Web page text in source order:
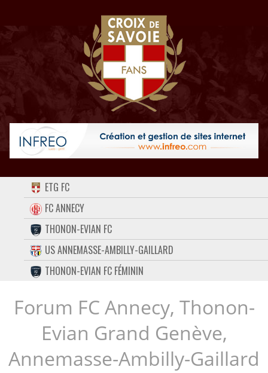
ACCUEIL
FORUM
CONTACT
FACEBOOK
TWITTER
INSTAGRAM
ETG FC
FC ANNECY
THONON-EVIAN FC
US ANNEMASSE-AMBILLY-GAILLARD
THONON-EVIAN FC FÉMININ
Forum FC Annecy, Thonon-
Evian Grand Genève,
Annemasse-Ambilly-Gaillard